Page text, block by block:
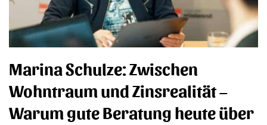
Marina Schulze: Zwischen
Wohntraum und Zinsrealität –
Warum gute Beratung heute über